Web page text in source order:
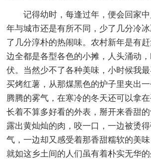
记得幼时，每逢过年，便会回家
年与城市还是有所不同，少了几分冷
了几分淳朴的热闹味。农村新年是有
边全都是各型各色的小摊，人头涌动
伏。当然少不了各种美味，小时候我
买烤红薯，从那煤黑色的炉子里夹出
腾腾的雾气，在寒冷的冬天还可以拿
长着不算多好看的外表，掰开来香甜的
露出黄灿灿的肉，咬一口，一边被烫
气，一边却又感受着那香甜糯软的美
就如这乡土间的人们虽有着朴实无华